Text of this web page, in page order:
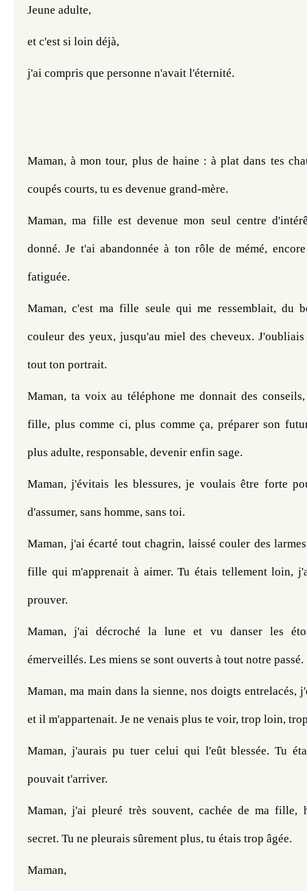
Jeune adulte,
et c'est si loin déjà,
j'ai compris que personne n'avait l'éternité.
Maman, à mon tour, plus de haine : à plat dans tes
coupés courts, tu es devenue grand-mère.
Maman, ma fille est devenue mon seul centre
donné. Je t'ai abandonnée à ton rôle de mémé,
fatiguée.
Maman, c'est ma fille seule qui me ressemblait, du
couleur des yeux, jusqu'au miel des cheveux.
tout ton portrait.
Maman, ta voix au téléphone me donnait des
fille, plus comme ci, plus comme ça, préparer son
plus adulte, responsable, devenir enfin sage.
Maman, j'évitais les blessures, je voulais être forte
d'assumer, sans homme, sans toi.
Maman, j'ai écarté tout chagrin, laissé couler des
fille qui m'apprenait à aimer. Tu étais tellement loin,
prouver.
Maman, j'ai décroché la lune et vu danser les
émerveillés. Les miens se sont ouverts à tout notre passé.
Maman, ma main dans la sienne, nos doigts entrelacés,
et il m'appartenait. Je ne venais plus te voir, trop loin,
Maman, j'aurais pu tuer celui qui l'eût blessée. Tu
pouvait t'arriver.
Maman, j'ai pleuré très souvent, cachée de ma fille,
secret. Tu ne pleurais sûrement plus, tu étais trop âgée.
Maman,